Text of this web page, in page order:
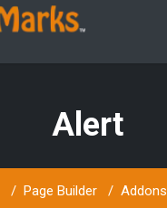
Alert
Page Builder